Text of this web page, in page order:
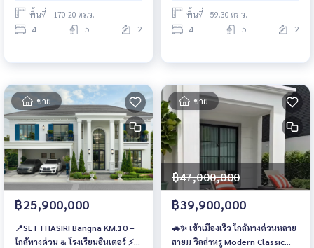
065-4496399💚 LINE:
@wsrcondo
พื้นที่ : 170.20 ตร.ว.
4 5 2
พื้นที่ : 59.30 ตร.ว.
4 5 2
ขาย
฿25,900,000
📍SETTHASIRI Bangna KM.10 –
ใกล้ทางด่วน & โรงเรียนอินเตอร์ ⚡
ขาย
฿47,000,000
฿39,900,000
🚗✨ เข้าเมืองเร็ว ใกล้ทางด่วนหลาย
สาย!! วิลล่าหรู Modern Classic